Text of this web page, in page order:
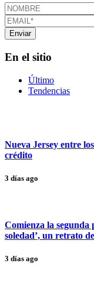
En el sitio
Último
Tendencias
Nueva Jersey entre
crédito
3 días ago
Comienza la segunda
soledad’, un retrato
3 días ago